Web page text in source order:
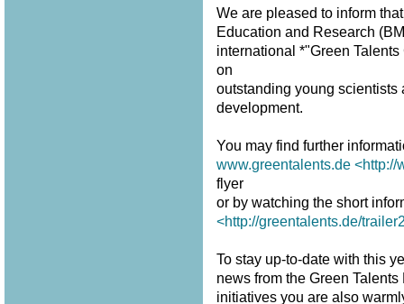
We are pleased to inform
Education and Research
international *"Green
on
outstanding young scientists
development.
You may find further
www.greentalents.de <http://
flyer
or by watching the short
<http://greentalents.de/
To stay up-to-date with this
news from the Green
initiatives you are also